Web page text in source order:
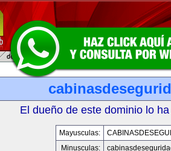
El dueño de este dominio lo
Mayusculas:
Minusculas: